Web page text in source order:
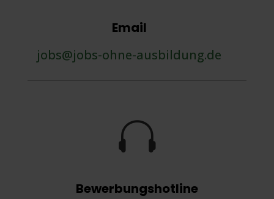
Email
jobs@jobs-ohne-ausbildung.de

Bewerbungshotline